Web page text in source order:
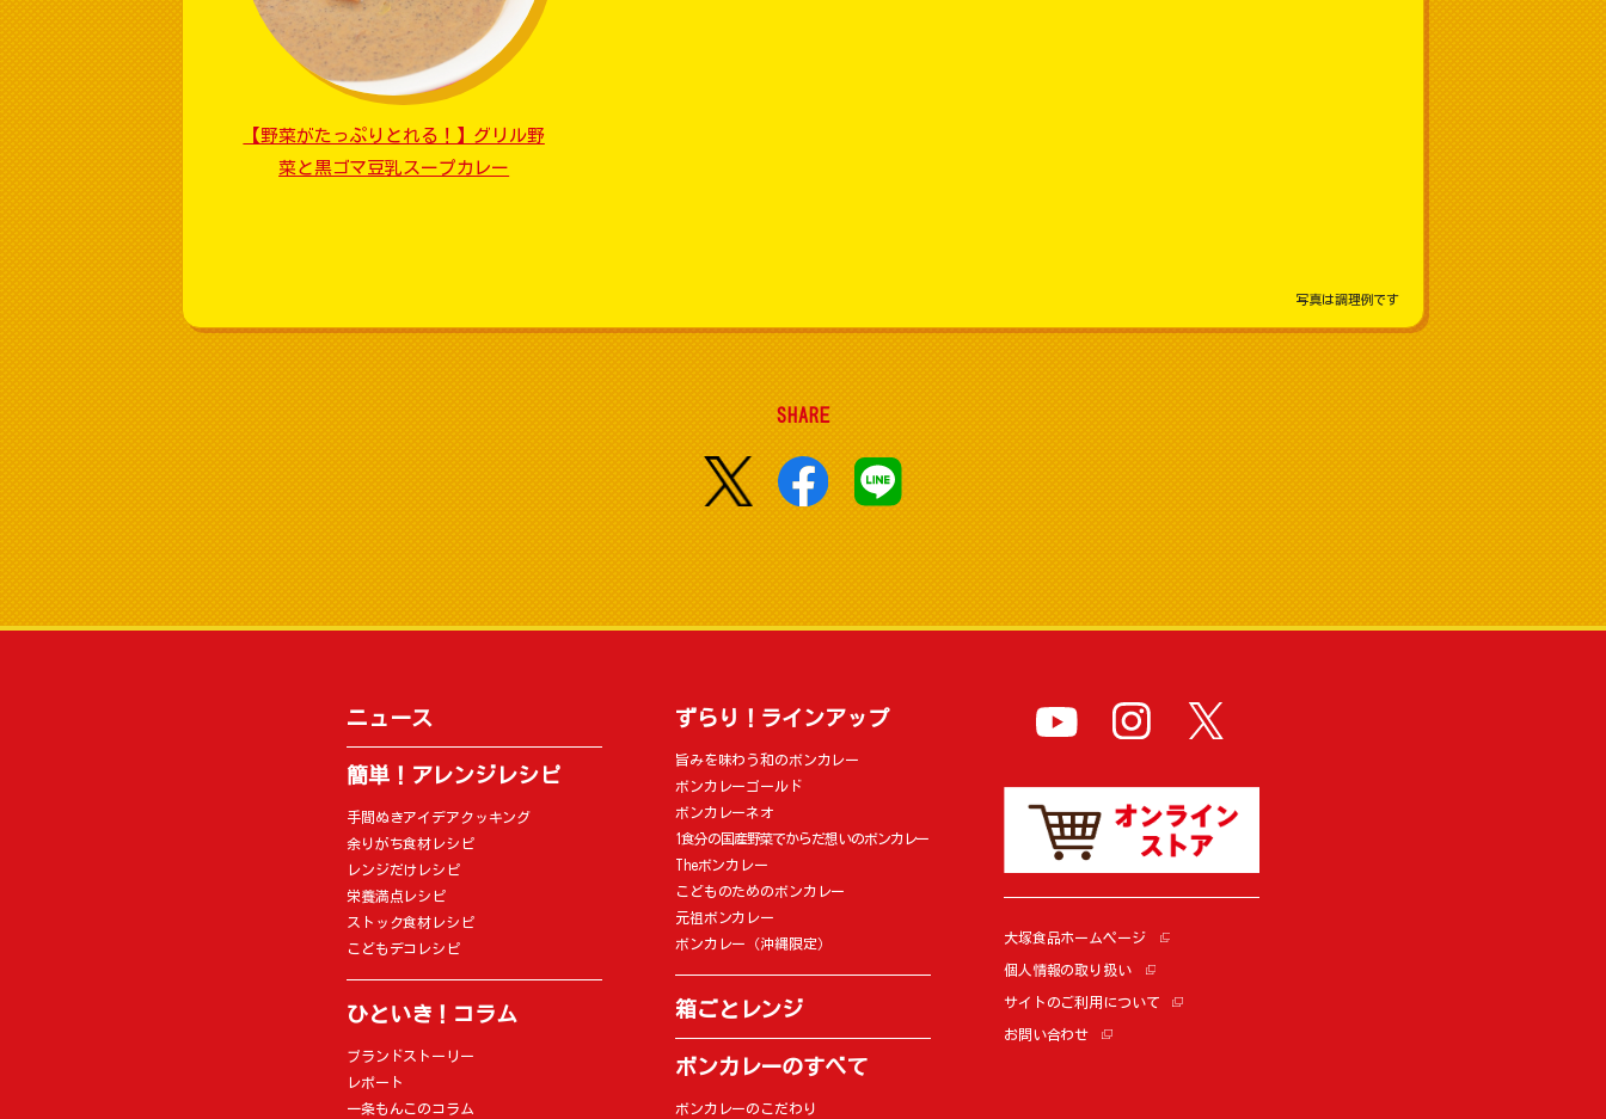
【野菜がたっぷりとれる！】グリル野
菜と黒ゴマ豆乳スープカレー
写真は調理例です
SHARE
ニュース
簡単！アレンジレシピ
手間ぬきアイデアクッキング
余りがち食材レシピ
レンジだけレシピ
栄養満点レシピ
ストック食材レシピ
こどもデコレシピ
ひといき！コラム
ブランドストーリー
レポート
一条もんこのコラム
ずらり！ラインアップ
旨みを味わう和のボンカレー
ボンカレーゴールド
ボンカレーネオ
1食分の国産野菜でからだ想いのボンカレー
Theボンカレー
こどものためのボンカレー
元祖ボンカレー
ボンカレー（沖縄限定）
箱ごとレンジ
ボンカレーのすべて
ボンカレーのこだわり
大塚食品ホームページ
個人情報の取り扱い
サイトのご利用について
お問い合わせ